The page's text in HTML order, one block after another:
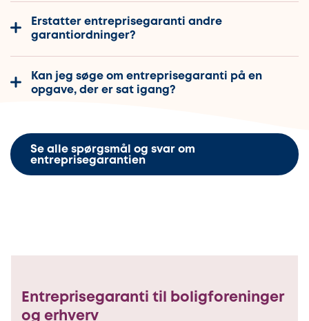
Erstatter entreprisegaranti andre
garantiordninger?
Kan jeg søge om entreprisegaranti på en
opgave, der er sat igang?
Se alle spørgsmål og svar om
entreprisegarantien
Entreprisegaranti til boligforeninger
og erhverv